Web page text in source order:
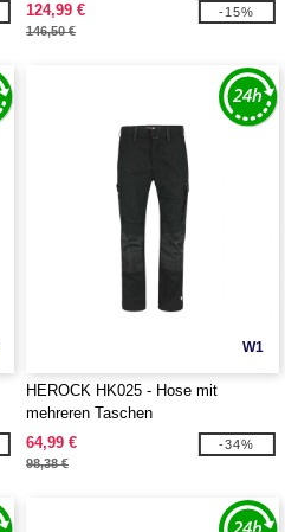
124,99 €
146,50 €
-15%
W1
HEROCK HK025 - Hose mit
mehreren Taschen
64,99 €
98,38 €
-34%